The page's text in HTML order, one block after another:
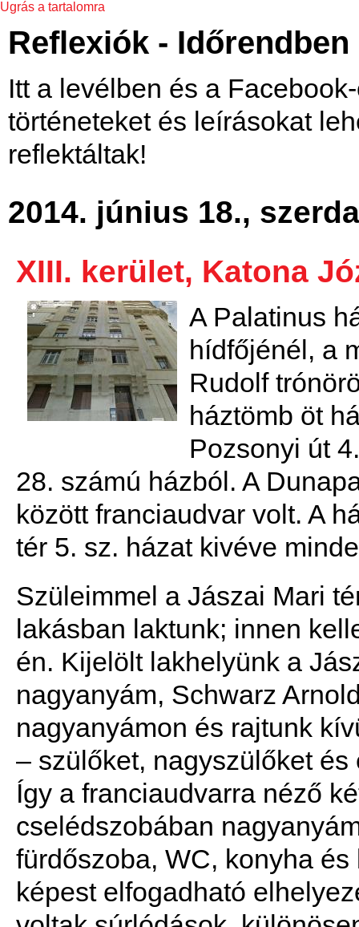
Ugrás a tartalomra
Reflexiók - Időrendben
Itt a levélben és a
történeteket és leírásokat
reflektáltak!
2014. június 18., szerda
XIII. kerület, Katona
A Palatinus
hídfőjénél, a
Rudolf
háztömb öt
Pozsonyi út
28. számú házból. A
között franciaudvar volt. A
tér 5. sz. házat kivéve
Szüleimmel a Jászai Mari
lakásban laktunk; innen
én. Kijelölt lakhelyünk a
nagyanyám, Schwarz
nagyanyámon és rajtunk
– szülőket, nagyszülőket
Így a franciaudvarra néző
cselédszobában
fürdőszoba, WC, konyha
képest elfogadható